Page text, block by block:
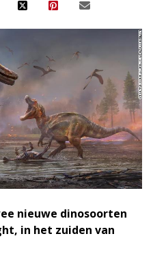
nieuwe dinosoorten
in het zuiden van